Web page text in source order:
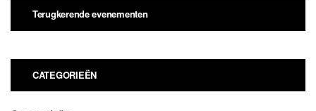
Terugkerende evenementen
CATEGORIEËN